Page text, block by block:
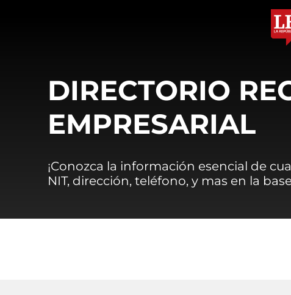
DIRECTORIO
EMPRESARIAL
¡Conozca la información esencial de
NIT, dirección, teléfono, y mas en la